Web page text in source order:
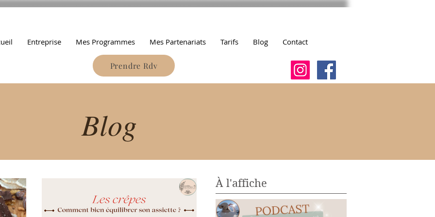
Entreprise Mes Programmes Mes Partenariats Tarifs Blog Contact
Prendre Rdv
Blog
À l'affiche